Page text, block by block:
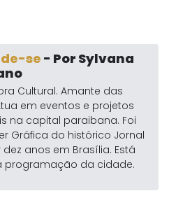
se- Por Sylvana
Cultural. Amante das
em eventos e projetos
na capital paraibana. Foi
Gráfica do histórico Jornal
anos em Brasília. Está
programação da cidade.